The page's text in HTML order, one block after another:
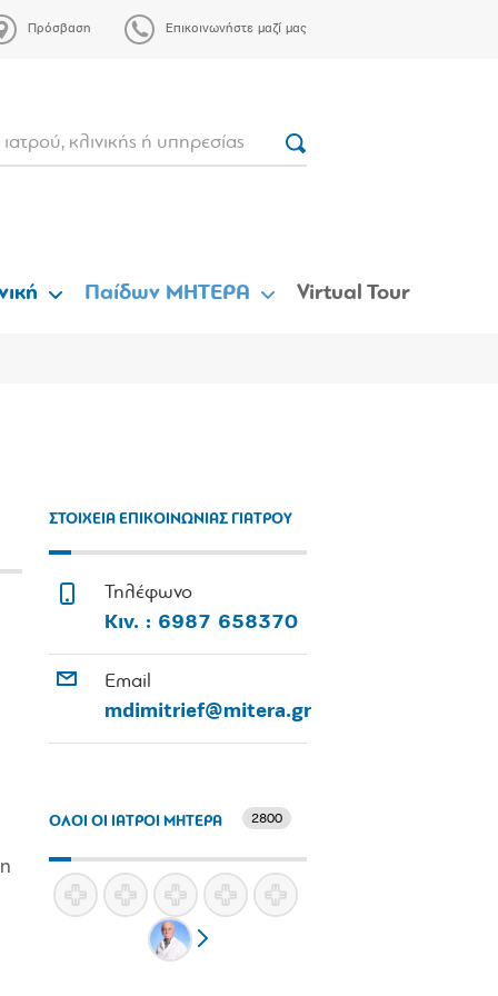
Πρόσβαση Επικοινωνήστε μαζί μας
Παίδων ΜΗΤΕΡΑ Virtual Tour
ΣΤΟΙΧΕΙΑ ΕΠΙΚΟΙΝΩΝΙΑΣ ΓΙΑΤΡΟΥ
Τηλέφωνο
Κιν. : 6987 658370
Email
mdimitrief@mitera.gr
ΟΛΟΙ ΟΙ ΙΑΤΡΟΙ ΜΗΤΕΡΑ 2800